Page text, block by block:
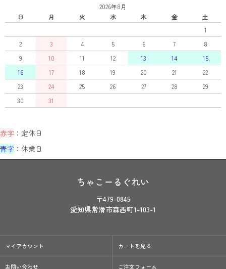
2026年8月
日
月 火 水 木 金
土
1
2
3 4 5 6 7
8
9
10 11 12 13 14
15
16
17 18 19 20 21
22
23
24 25 26 27 28
29
30
31
赤字 ：定休日
青字 ：休業日
ちゃこーるぐれい
〒479-0845
愛知県常滑市森西町1-103-1
マイアカウント カートを見る
お問い合わせ ご注文フォーム